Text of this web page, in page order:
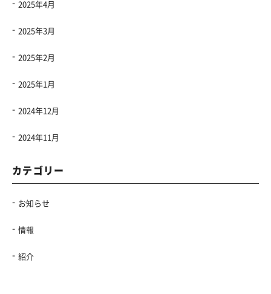
2025年4月
2025年3月
2025年2月
2025年1月
2024年12月
2024年11月
カテゴリー
お知らせ
情報
紹介